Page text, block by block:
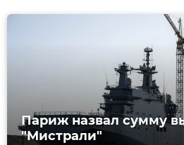
Париж назвал сумму
"Мистрали"